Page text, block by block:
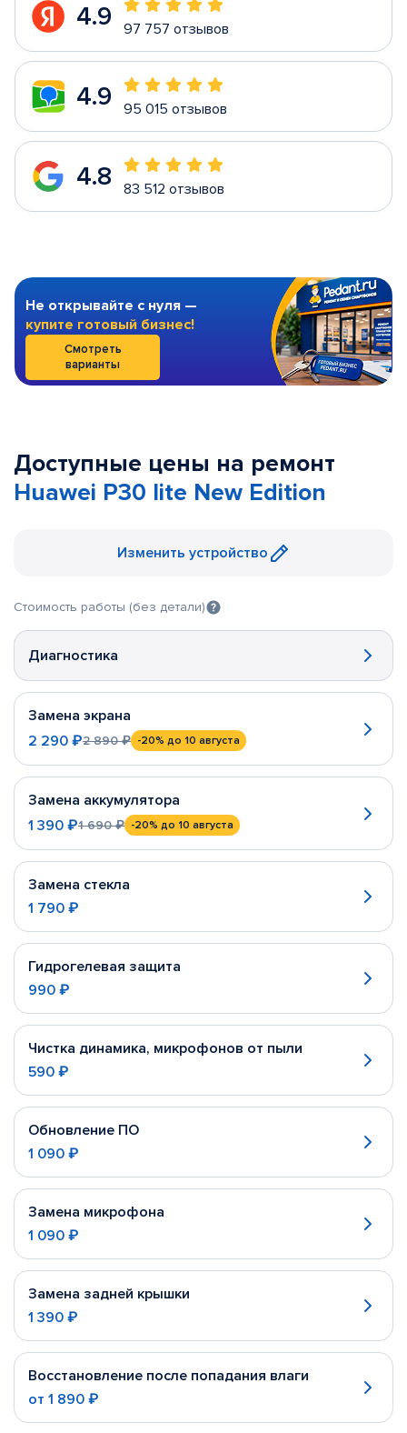
4.9 97 757 отзывов
4.9 95 015 отзывов
4.8 83 512 отзывов
Не открывайте с нуля —
купите готовый бизнес!
Смотреть
варианты
Доступные цены на ремонт
Huawei P30 lite New Edition
Изменить устройство
Стоимость работы (без детали)
Диагностика
Замена экрана
2 290 ₽2 890 ₽ -20% до 10 августа
Замена аккумулятора
1 390 ₽1 690 ₽ -20% до 10 августа
Замена стекла
1 790 ₽
Гидрогелевая защита
990 ₽
Чистка динамика, микрофонов от пыли
590 ₽
Обновление ПО
1 090 ₽
Замена микрофона
1 090 ₽
Замена задней крышки
1 390 ₽
Восстановление после попадания влаги
от 1 890 ₽